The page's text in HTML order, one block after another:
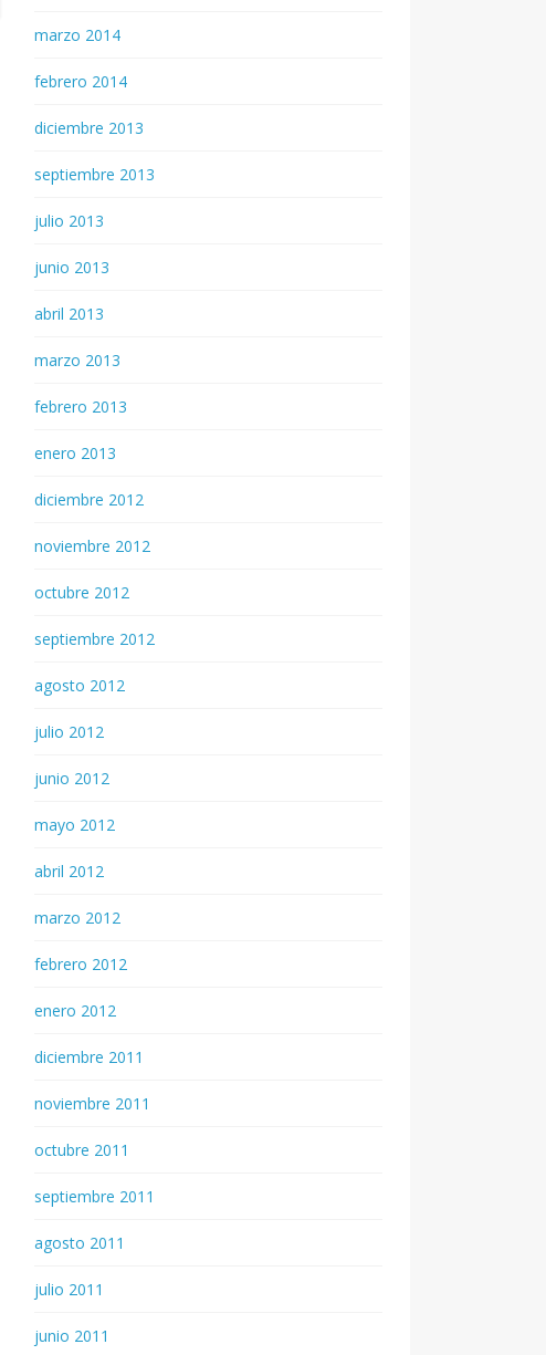
marzo 2014
febrero 2014
diciembre 2013
septiembre 2013
julio 2013
junio 2013
abril 2013
marzo 2013
febrero 2013
enero 2013
diciembre 2012
noviembre 2012
octubre 2012
septiembre 2012
agosto 2012
julio 2012
junio 2012
mayo 2012
abril 2012
marzo 2012
febrero 2012
enero 2012
diciembre 2011
noviembre 2011
octubre 2011
septiembre 2011
agosto 2011
julio 2011
junio 2011